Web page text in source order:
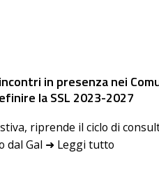
in presenza nei
la SSL 2023-2027
riprende il ciclo di
dal Gal ➜ Leggi tutto